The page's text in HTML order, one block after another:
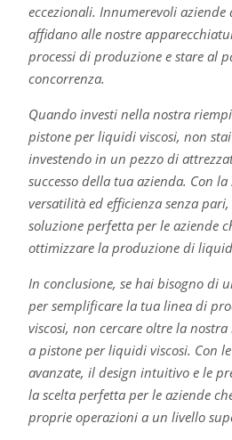
eccezionali. Innumerevoli aziende
affidano alle nostre
processi di produzione e stare al
concorrenza.
Quando investi nella nostra
pistone per liquidi viscosi, non
investendo in un pezzo di
successo della tua azienda. Con la
versatilità ed efficienza senza
soluzione perfetta per le aziende
ottimizzare la produzione di
In conclusione, se hai bisogno di
per semplificare la tua linea di
viscosi, non cercare oltre la
a pistone per liquidi viscosi. Con
avanzate, il design intuitivo e le
la scelta perfetta per le aziende
proprie operazioni a un livello